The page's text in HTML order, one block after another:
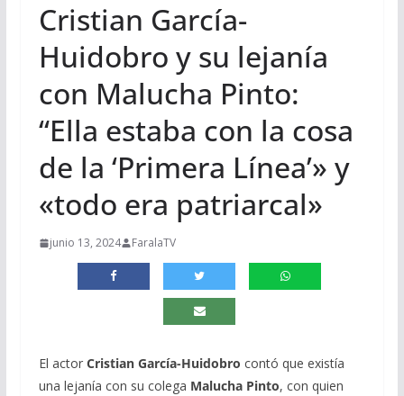
Cristian García-
Huidobro y su lejanía
con Malucha Pinto:
“Ella estaba con la cosa
de la ‘Primera Línea’» y
«todo era patriarcal»
junio 13, 2024 FaralaTV
El actor Cristian García-Huidobro contó que existía
una lejanía con su colega Malucha Pinto, con quien